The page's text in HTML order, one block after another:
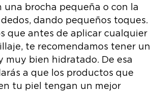
una brocha pequeña o con la
dando pequeños toques.
que antes de aplicar cualquier
te recomendamos tener un
muy bien hidratado. De esa
a que los productos que
tu piel tengan un mejor